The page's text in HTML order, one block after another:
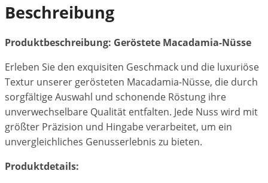
Beschreibung
Produktbeschreibung: Geröstete Macadamia-Nüsse
Erleben Sie den exquisiten Geschmack und die luxuriöse
Textur unserer gerösteten Macadamia-Nüsse, die durch
sorgfältige Auswahl und schonende Röstung ihre
unverwechselbare Qualität entfalten. Jede Nuss wird mit
größter Präzision und Hingabe verarbeitet, um ein
unvergleichliches Genusserlebnis zu bieten.
Produktdetails: